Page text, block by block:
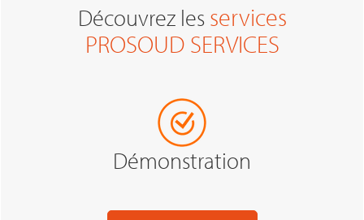
Découvrez les services
PROSOUD SERVICES
Démonstration